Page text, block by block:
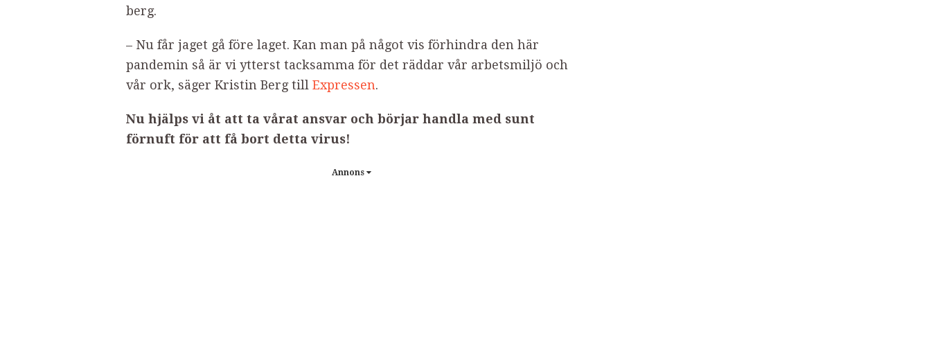
berg.
– Nu får jaget gå före laget. Kan man på något vis förhindra den här
pandemin så är vi ytterst tacksamma för det räddar vår arbetsmiljö och
vår ork, säger Kristin Berg till Expressen.
Nu hjälps vi åt att ta vårat ansvar och börjar handla med sunt
förnuft för att få bort detta virus!
Annons